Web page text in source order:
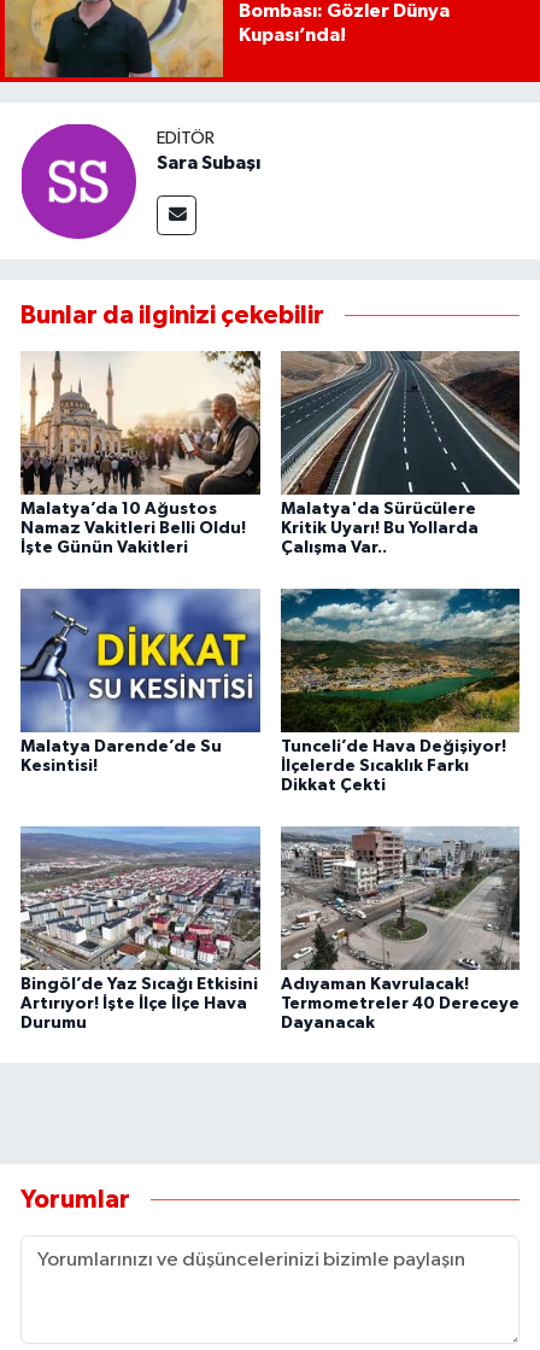
Bombası: Gözler Dünya
Kupası’nda!
EDITÖR
Sara Subaşı
Bunlar da ilginizi çekebilir
Malatya’da 10 Ağustos
Namaz Vakitleri Belli Oldu!
İşte Günün Vakitleri
Malatya'da Sürücülere
Kritik Uyarı! Bu Yollarda
Çalışma Var..
Malatya Darende’de Su
Kesintisi!
Tunceli’de Hava Değişiyor!
İlçelerde Sıcaklık Farkı
Dikkat Çekti
Bingöl’de Yaz Sıcağı Etkisini
Artırıyor! İşte İlçe İlçe Hava
Durumu
Adıyaman Kavrulacak!
Termometreler 40 Dereceye
Dayanacak
Yorumlar